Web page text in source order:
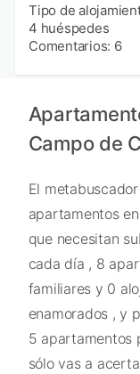
Tipo de
4 huéspedes
Comentarios: 6
Campo de
El
apartamentos
que necesitan
cada día , 8
familiares y 0
enamorados , y
5 apartamentos
sólo vas a